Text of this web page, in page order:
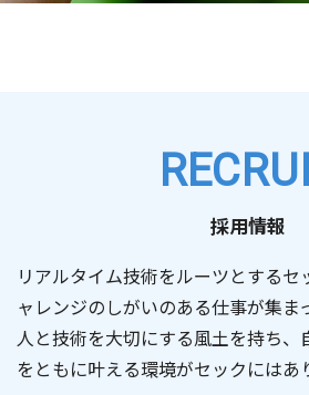
採用情報
リアルタイム技術をルーツとする
ャレンジのしがいのある仕事が集ま
人と技術を大切にする風土を持ち、
をともに叶える環境がセックにはあ